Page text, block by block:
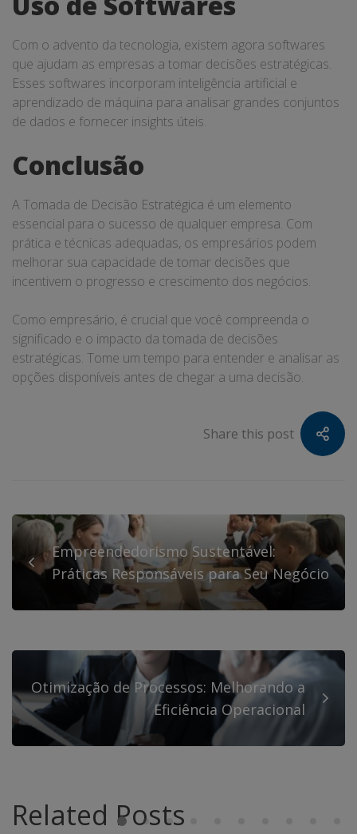
Com o advento da tecnologia, existem agora softwares
que ajudam as empresas a tomar decisões estratégicas.
Esses softwares incorporam inteligência artificial e
aprendizado de máquina para analisar grandes conjuntos
de dados e fornecer insights úteis.
Conclusão
A Tomada de Decisão Estratégica é um elemento
essencial para o sucesso de qualquer empresa. Com
prática e técnicas adequadas, os empresários podem
melhorar sua capacidade de tomar decisões que
incentivem o progresso e crescimento dos negócios.
Como empresário, é crucial que você compreenda o
significado e o impacto da tomada de decisões
estratégicas. Tome um tempo para entender e analisar as
opções disponíveis antes de chegar a uma decisão.
Share this post
Empreendedorismo Sustentável:
Práticas Responsáveis para Seu Negócio
Otimização de Processos: Melhorando a
Eficiência Operacional
Related Posts